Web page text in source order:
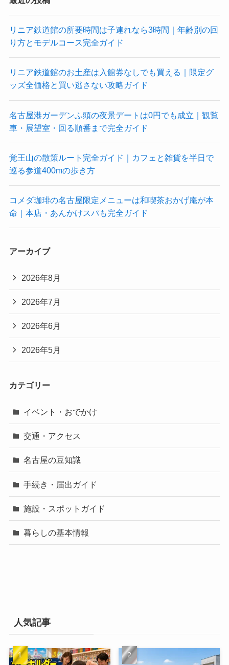
リニア鉄道館の所要時間は子連れなら3時間｜年齢別の回
り方とモデルコース完全ガイド
リニア鉄道館のお土産は入館券なしでも買える｜限定グ
ッズ全価格と買い逃さない攻略ガイド
名古屋港ガーデンふ頭の夜景デートは0円でも成立｜観覧
車・展望室・回る順番まで完全ガイド
覚王山の散策ルート完全ガイド｜カフェと雑貨を半日で
巡る参道400mの歩き方
コメダ珈琲の名古屋限定メニューは和喫茶おかげ庵が本
命｜本店・あんかけスパも完全ガイド
アーカイブ
2026年8月
2026年7月
2026年6月
2026年5月
カテゴリー
イベント・おでかけ
交通・アクセス
名古屋の豆知識
手続き・届出ガイド
施設・スポットガイド
暮らしの基本情報
人気記事